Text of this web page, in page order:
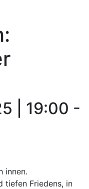
| 19:00 -
innen.
tiefen Friedens, in